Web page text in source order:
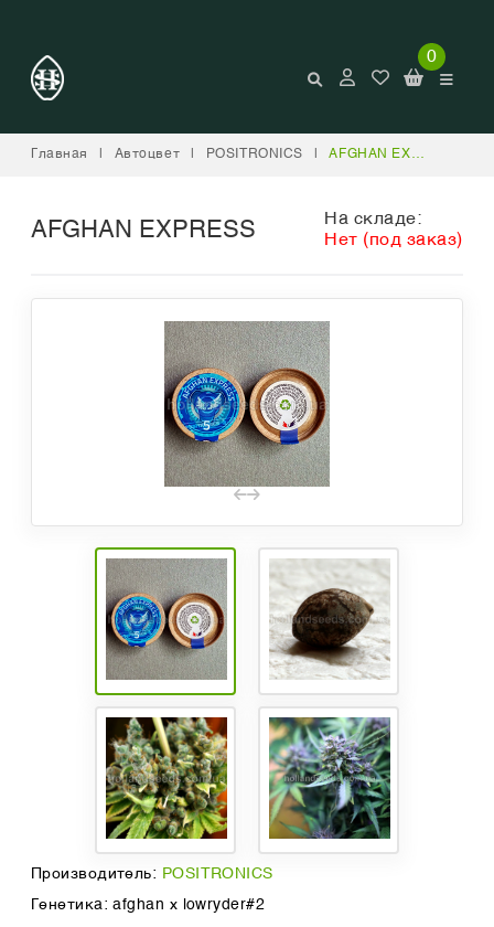
0
Главная Автоцвет POSITRONICS AFGHAN EXPRESS
AFGHAN EXPRESS
На складе:
Нет (под заказ)
Производитель: POSITRONICS
Генетика: afghan x lowryder#2